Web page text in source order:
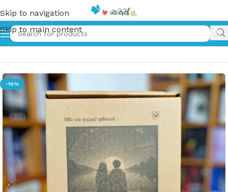
Skip to navigation
Skip to main content
Home»Chemistry of love
-10%